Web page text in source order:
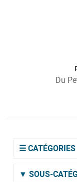
Du
☰ CATÉGORIES
▼ SOUS-